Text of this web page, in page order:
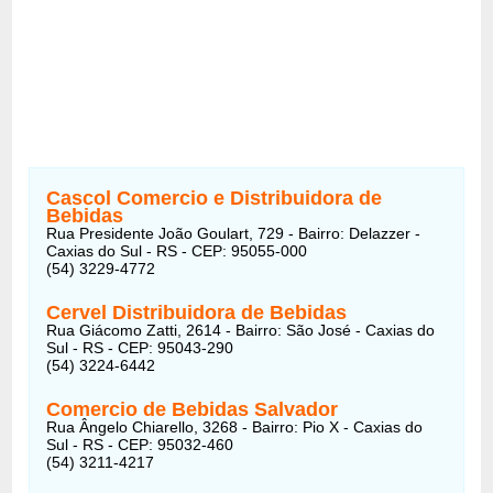
Cascol Comercio e Distribuidora de
Bebidas
Rua Presidente João Goulart, 729 - Bairro: Delazzer -
Caxias do Sul - RS - CEP: 95055-000
(54) 3229-4772
Cervel Distribuidora de Bebidas
Rua Giácomo Zatti, 2614 - Bairro: São José - Caxias do
Sul - RS - CEP: 95043-290
(54) 3224-6442
Comercio de Bebidas Salvador
Rua Ângelo Chiarello, 3268 - Bairro: Pio X - Caxias do
Sul - RS - CEP: 95032-460
(54) 3211-4217